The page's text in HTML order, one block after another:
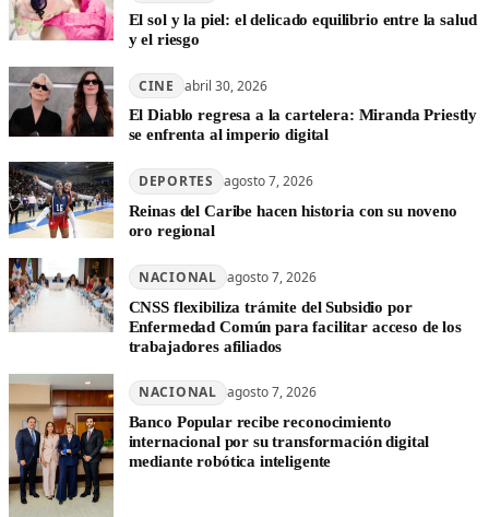
El sol y la piel: el delicado equilibrio entre la salud
y el riesgo
CINE abril 30, 2026
El Diablo regresa a la cartelera: Miranda Priestly
se enfrenta al imperio digital
DEPORTES agosto 7, 2026
Reinas del Caribe hacen historia con su noveno
oro regional
NACIONAL agosto 7, 2026
CNSS flexibiliza trámite del Subsidio por
Enfermedad Común para facilitar acceso de los
trabajadores afiliados
NACIONAL agosto 7, 2026
Banco Popular recibe reconocimiento
internacional por su transformación digital
mediante robótica inteligente